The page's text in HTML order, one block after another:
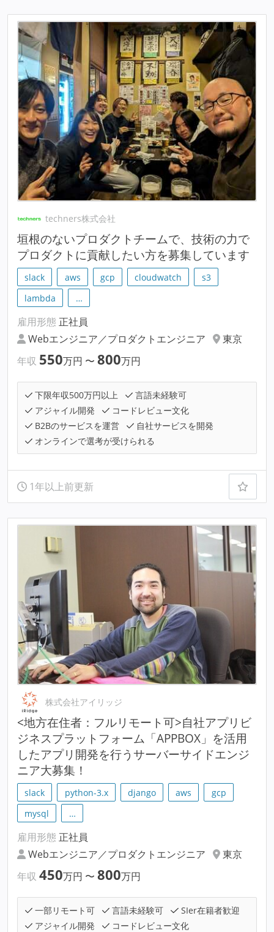
techners株式会社
垣根のないプロダクトチームで、技術の力で
プロダクトに貢献したい方を募集しています
slack aws gcp cloudwatch
s3
lambda
…
雇用形態 正社員
Webエンジニア／プロダクトエンジニア
東京
年収 550万円 〜 800万円
下限年収500万円以上
言語未経験可
アジャイル開発
コードレビュー文化
B2Bのサービスを運営
自社サービスを開発
オンラインで選考が受けられる
1年以上前更新
株式会社アイリッジ
<地方在住者：フルリモート可>自社アプリビ
ジネスプラットフォーム「APPBOX」を活用
したアプリ開発を行うサーバーサイドエンジ
ニア大募集！
slack python-3.x django aws
gcp
mysql
…
雇用形態 正社員
Webエンジニア／プロダクトエンジニア
東京
年収 450万円 〜 800万円
一部リモート可 言語未経験可
SIer在籍者歓迎
アジャイル開発
コードレビュー文化